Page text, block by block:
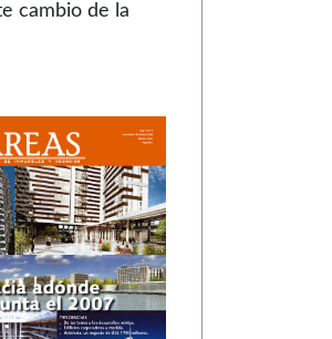
cambio de la